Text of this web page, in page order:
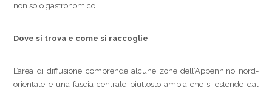
non solo gastronomico.
Dove si trova e come si raccoglie
L’area di diffusione comprende alcune zone dell’Appennino nord-
orientale e una fascia centrale piuttosto ampia che si estende dal